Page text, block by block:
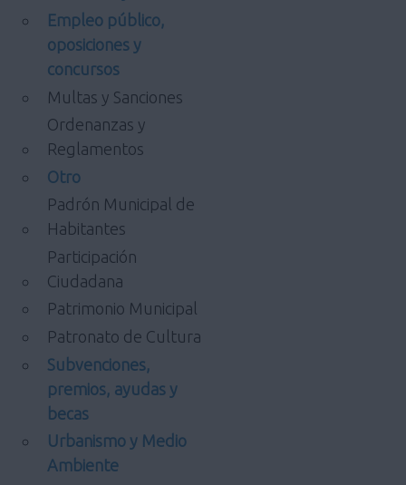
Empleo público,
oposiciones y
concursos
Multas y Sanciones
Ordenanzas y
Reglamentos
Otro
Padrón Municipal de
Habitantes
Participación
Ciudadana
Patrimonio Municipal
Patronato de Cultura
Subvenciones,
premios, ayudas y
becas
Urbanismo y Medio
Ambiente